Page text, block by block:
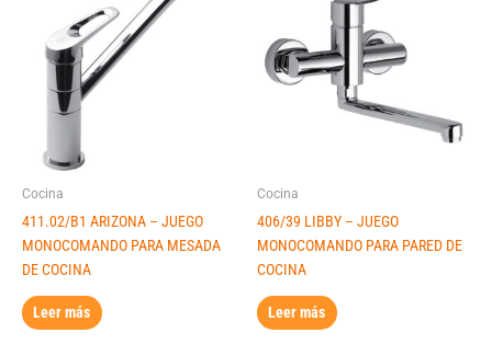
Cocina
411.02/B1 ARIZONA – JUEGO
MONOCOMANDO PARA MESADA
DE COCINA
Leer más
Cocina
406/39 LIBBY – JUEGO
MONOCOMANDO PARA PARED DE
COCINA
Leer más